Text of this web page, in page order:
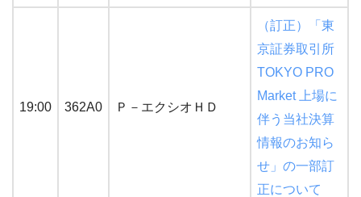
19:00 362A0 Ｐ－エクシオＨＤ
（訂正）「東
京証券取引所
TOKYO PRO
Market 上場に
伴う当社決算
情報のお知ら
せ」の一部訂
正について